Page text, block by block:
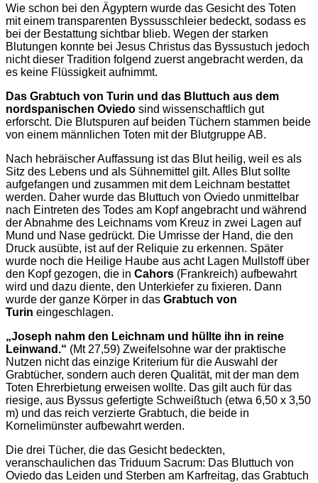
Wie schon bei den Ägyptern wurde das Gesicht des Toten
mit einem transparenten Byssusschleier bedeckt, sodass es
bei der Bestattung sichtbar blieb. Wegen der starken
Blutungen konnte bei Jesus Christus das Byssustuch jedoch
nicht dieser Tradition folgend zuerst angebracht werden, da
es keine Flüssigkeit aufnimmt.
Das Grabtuch von Turin und das Bluttuch aus dem
nordspanischen Oviedo sind wissenschaftlich gut
erforscht. Die Blutspuren auf beiden Tüchern stammen beide
von einem männlichen Toten mit der Blutgruppe AB.
Nach hebräischer Auffassung ist das Blut heilig, weil es als
Sitz des Lebens und als Sühnemittel gilt. Alles Blut sollte
aufgefangen und zusammen mit dem Leichnam bestattet
werden. Daher wurde das Bluttuch von Oviedo unmittelbar
nach Eintreten des Todes am Kopf angebracht und während
der Abnahme des Leichnams vom Kreuz in zwei Lagen auf
Mund und Nase gedrückt. Die Umrisse der Hand, die den
Druck ausübte, ist auf der Reliquie zu erkennen. Später
wurde noch die Heilige Haube aus acht Lagen Mullstoff über
den Kopf gezogen, die in Cahors (Frankreich) aufbewahrt
wird und dazu diente, den Unterkiefer zu fixieren. Dann
wurde der ganze Körper in das Grabtuch von
Turin eingeschlagen.
„Joseph nahm den Leichnam und hüllte ihn in reine
Leinwand.“ (Mt 27,59) Zweifelsohne war der praktische
Nutzen nicht das einzige Kriterium für die Auswahl der
Grabtücher, sondern auch deren Qualität, mit der man dem
Toten Ehrerbietung erweisen wollte. Das gilt auch für das
riesige, aus Byssus gefertigte Schweißtuch (etwa 6,50 x 3,50
m) und das reich verzierte Grabtuch, die beide in
Kornelimünster aufbewahrt werden.
Die drei Tücher, die das Gesicht bedeckten,
veranschaulichen das Triduum Sacrum: Das Bluttuch von
Oviedo das Leiden und Sterben am Karfreitag, das Grabtuch